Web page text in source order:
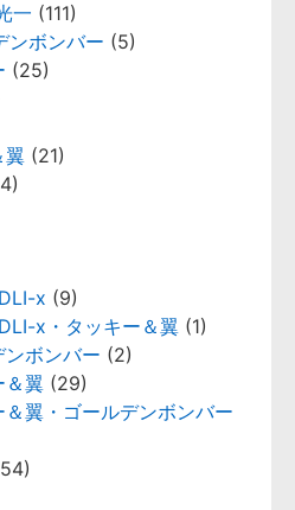
一 (111)
ンボンバー (5)
(25)
翼 (21)
x (9)
x・タッキー＆翼 (1)
ボンバー (2)
＆翼 (29)
翼・ゴールデンボンバー